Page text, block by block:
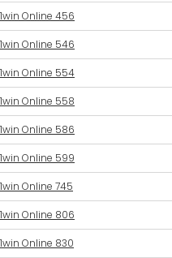
1win Online 456
1win Online 546
1win Online 554
1win Online 558
1win Online 586
1win Online 599
1win Online 745
1win Online 806
1win Online 830